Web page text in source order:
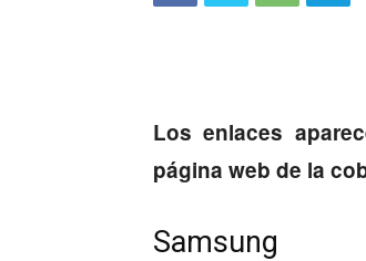
Los enlaces
página web de la
Samsung